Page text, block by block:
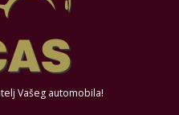
Vašeg automobila!